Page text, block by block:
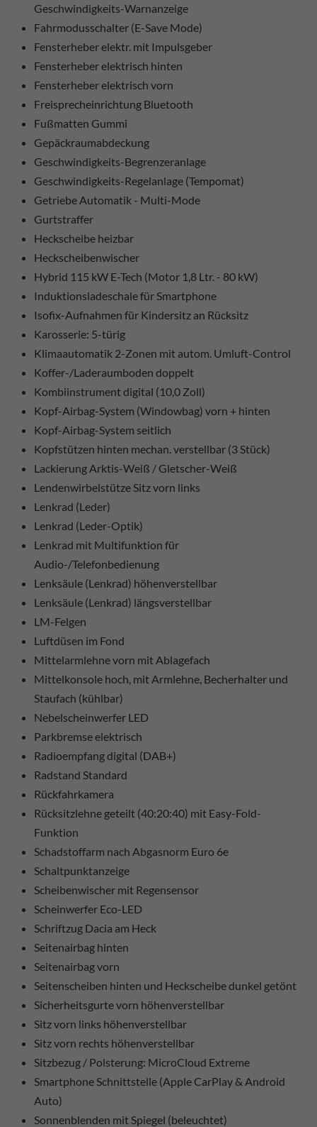
Geschwindigkeits-Warnanzeige
Fahrmodusschalter (E-Save Mode)
Fensterheber elektr. mit Impulsgeber
Fensterheber elektrisch hinten
Fensterheber elektrisch vorn
Freisprecheinrichtung Bluetooth
Fußmatten Gummi
Gepäckraumabdeckung
Geschwindigkeits-Begrenzeranlage
Geschwindigkeits-Regelanlage (Tempomat)
Getriebe Automatik - Multi-Mode
Gurtstraffer
Heckscheibe heizbar
Heckscheibenwischer
Hybrid 115 kW E-Tech (Motor 1,8 Ltr. - 80 kW)
Induktionsladeschale für Smartphone
Isofix-Aufnahmen für Kindersitz an Rücksitz
Karosserie: 5-türig
Klimaautomatik 2-Zonen mit autom. Umluft-Control
Koffer-/Laderaumboden doppelt
Kombiinstrument digital (10,0 Zoll)
Kopf-Airbag-System (Windowbag) vorn + hinten
Kopf-Airbag-System seitlich
Kopfstützen hinten mechan. verstellbar (3 Stück)
Lackierung Arktis-Weiß / Gletscher-Weiß
Lendenwirbelstütze Sitz vorn links
Lenkrad (Leder)
Lenkrad (Leder-Optik)
Lenkrad mit Multifunktion für
Audio-/Telefonbedienung
Lenksäule (Lenkrad) höhenverstellbar
Lenksäule (Lenkrad) längsverstellbar
LM-Felgen
Luftdüsen im Fond
Mittelarmlehne vorn mit Ablagefach
Mittelkonsole hoch, mit Armlehne, Becherhalter und
Staufach (kühlbar)
Nebelscheinwerfer LED
Parkbremse elektrisch
Radioempfang digital (DAB+)
Radstand Standard
Rückfahrkamera
Rücksitzlehne geteilt (40:20:40) mit Easy-Fold-
Funktion
Schadstoffarm nach Abgasnorm Euro 6e
Schaltpunktanzeige
Scheibenwischer mit Regensensor
Scheinwerfer Eco-LED
Schriftzug Dacia am Heck
Seitenairbag hinten
Seitenairbag vorn
Seitenscheiben hinten und Heckscheibe dunkel getönt
Sicherheitsgurte vorn höhenverstellbar
Sitz vorn links höhenverstellbar
Sitz vorn rechts höhenverstellbar
Sitzbezug / Polsterung: MicroCloud Extreme
Smartphone Schnittstelle (Apple CarPlay & Android
Auto)
Sonnenblenden mit Spiegel (beleuchtet)